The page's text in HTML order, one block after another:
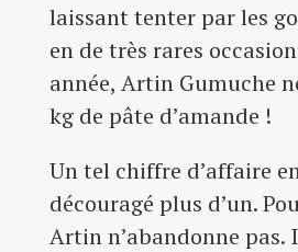
laissant tenter par les
en de très rares
année, Artin Gumuche
kg de pâte d’amande !
Un tel chiffre d’affaire
découragé plus d’un.
Artin n’abandonne pas.